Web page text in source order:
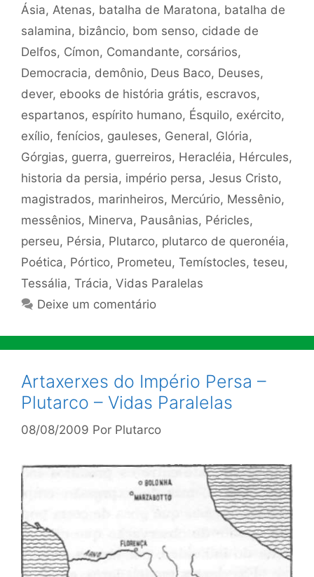
Ásia, Atenas, batalha de Maratona, batalha de
salamina, bizâncio, bom senso, cidade de
Delfos, Címon, Comandante, corsários,
Democracia, demônio, Deus Baco, Deuses,
dever, ebooks de história grátis, escravos,
espartanos, espírito humano, Ésquilo, exército,
exílio, fenícios, gauleses, General, Glória,
Górgias, guerra, guerreiros, Heracléia, Hércules,
historia da persia, império persa, Jesus Cristo,
magistrados, marinheiros, Mercúrio, Messênio,
messênios, Minerva, Pausânias, Péricles,
perseu, Pérsia, Plutarco, plutarco de queronéia,
Poética, Pórtico, Prometeu, Temístocles, teseu,
Tessália, Trácia, Vidas Paralelas
Deixe um comentário
Artaxerxes do Império Persa –
Plutarco – Vidas Paralelas
08/08/2009 Por Plutarco